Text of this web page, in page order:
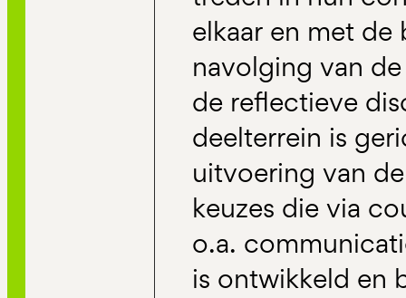
elkaar en met
navolging van
de reflectieve
deelterrein is
uitvoering van
keuzes die via
o.a.
is ontwikkeld en